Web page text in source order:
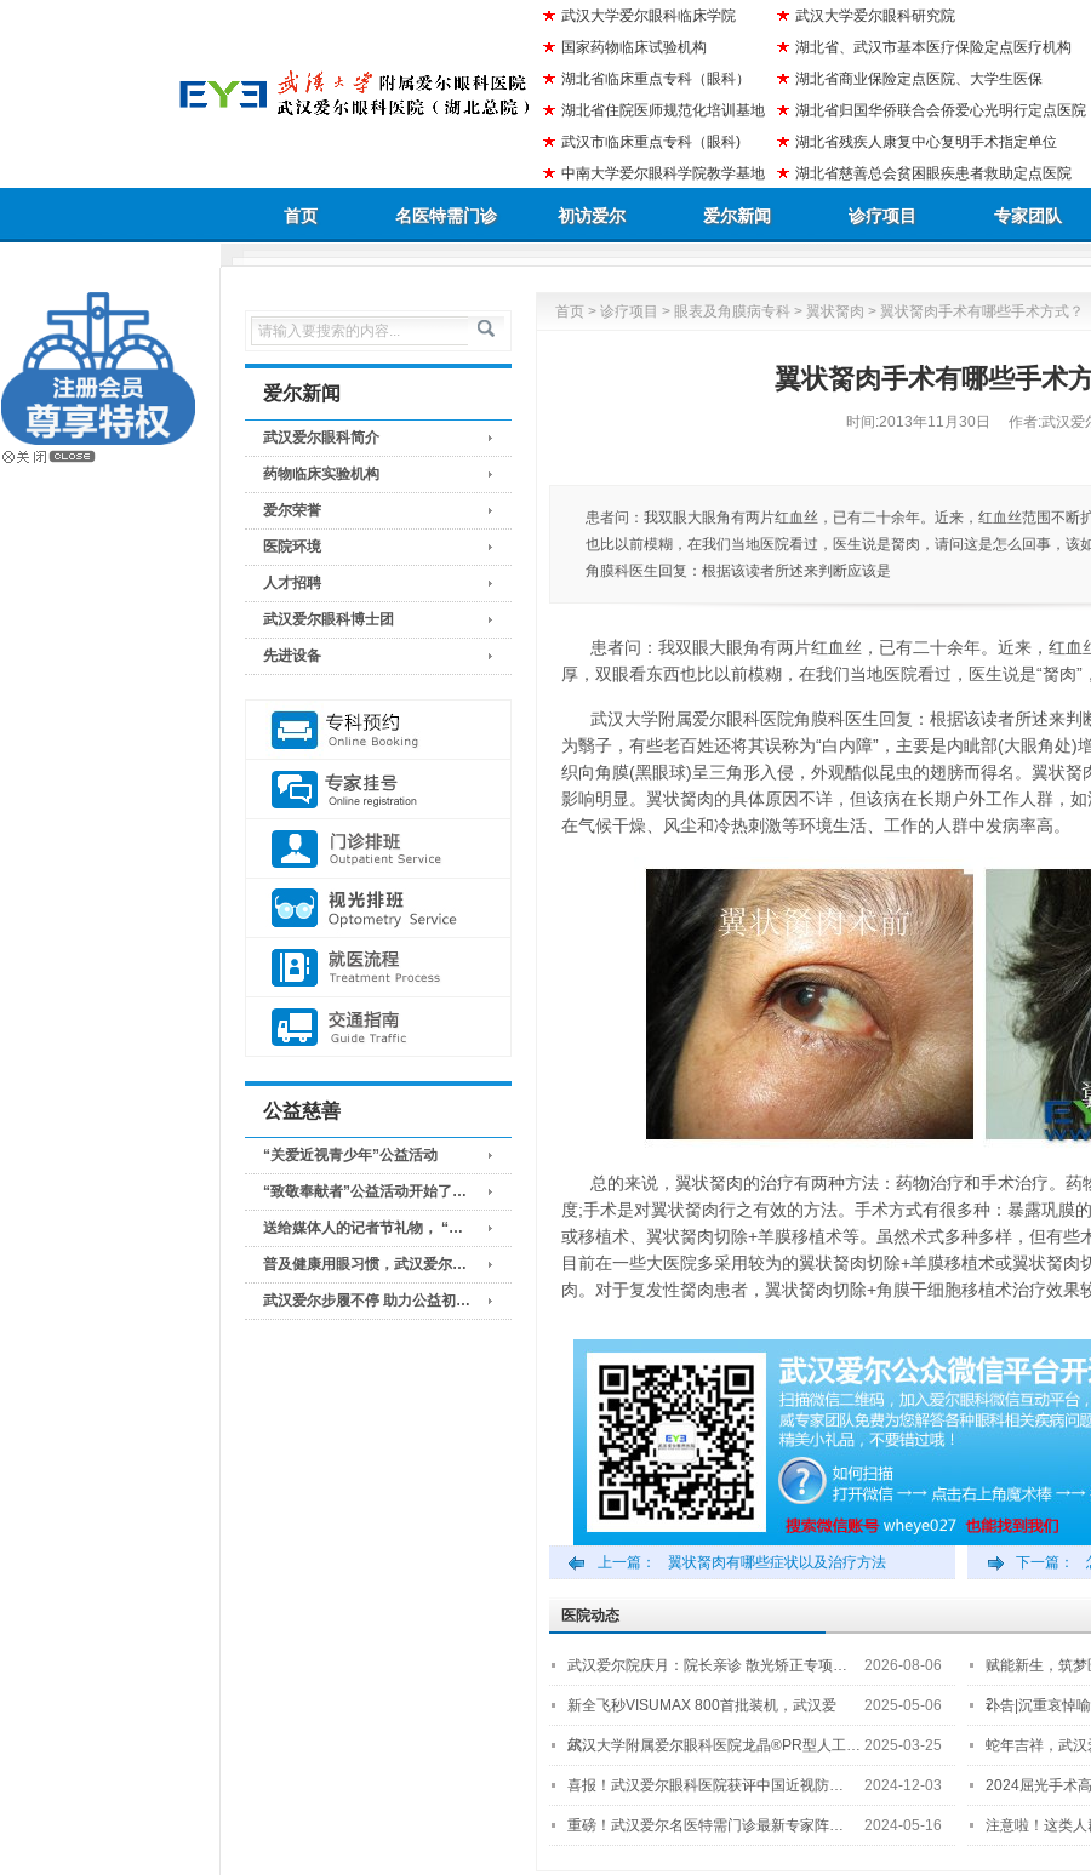
武汉大学爱尔眼科临床学院
国家药物临床试验机构
湖北省临床重点专科（眼科）
湖北省住院医师规范化培训基地
武汉市临床重点专科（眼科)
中南大学爱尔眼科学院教学基地
武汉大学爱尔眼科研究院
湖北省、武汉市基本医疗保险定点医疗机构
湖北省商业保险定点医院、大学生医保
湖北省归国华侨联合会侨爱心光明行定点医院
湖北省残疾人康复中心复明手术指定单位
湖北省慈善总会贫困眼疾患者救助定点医院
首页 名医特需门诊 初访爱尔 爱尔新闻 诊疗项目 专家团队
爱尔新闻
武汉爱尔眼科简介
药物临床实验机构
爱尔荣誉
医院环境
人才招聘
武汉爱尔眼科博士团
先进设备
公益慈善
“关爱近视青少年”公益活动
“致敬奉献者”公益活动开始了…
送给媒体人的记者节礼物， “…
普及健康用眼习惯，武汉爱尔…
武汉爱尔步履不停 助力公益初…
首页 > 诊疗项目 > 眼表及角膜病专科 > 翼状胬肉 > 翼状胬肉手术有哪些手术方式？
翼状胬肉手术有哪些手术
时间:2013年11月30日
作者:武汉爱
患者问：我双眼大眼角有两片红血丝，已有二十余年。近来，红血丝范围不断
也比以前模糊，在我们当地医院看过，医生说是胬肉，请问这是怎么回事，该
角膜科医生回复：根据该读者所述来判断应该是
患者问：我双眼大眼角有两片红血丝，已有二十余年。近来，红
厚，双眼看东西也比以前模糊，在我们当地医院看过，医生说是“胬肉
武汉大学附属爱尔眼科医院角膜科医生回复：根据该读者所述来
为翳子，有些老百姓还将其误称为“白内障”，主要是内眦部(大眼角处)
织向角膜(黑眼球)呈三角形入侵，外观酷似昆虫的翅膀而得名。翼状胬
影响明显。翼状胬肉的具体原因不详，但该病在长期户外工作人群，
在气候干燥、风尘和冷热刺激等环境生活、工作的人群中发病率高。
总的来说，翼状胬肉的治疗有两种方法：药物治疗和手术治疗。
度;手术是对翼状胬肉行之有效的方法。手术方式有很多种：暴露巩膜
或移植术、翼状胬肉切除+羊膜移植术等。虽然术式多种多样，但有些
目前在一些大医院多采用较为的翼状胬肉切除+羊膜移植术或翼状胬肉
肉。对于复发性胬肉患者，翼状胬肉切除+角膜干细胞移植术治疗效果
上一篇： 翼状胬肉有哪些症状以及治疗方法 下一篇：
医院动态
武汉爱尔院庆月：院长亲诊 散光矫正专项… 2026-08-06 赋能新生，筑
2…
新全飞秒VISUMAX 800首批装机，武汉爱
尔…
2025-05-06 讣告|沉重哀悼
武汉大学附属爱尔眼科医院龙晶®PR型人工… 2025-03-25 蛇年吉祥，武
喜报！武汉爱尔眼科医院获评中国近视防… 2024-12-03 2024屈光手术
重磅！武汉爱尔名医特需门诊最新专家阵… 2024-05-16 注意啦！这类